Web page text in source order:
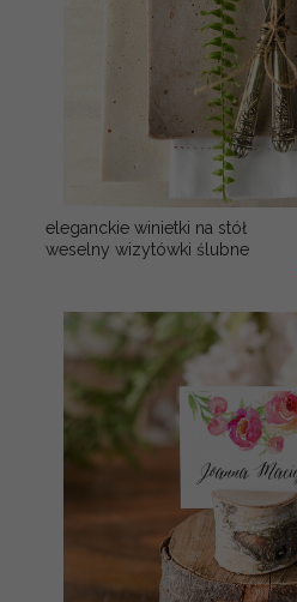
eleganckie winietki na stół
weselny wizytówki ślubne